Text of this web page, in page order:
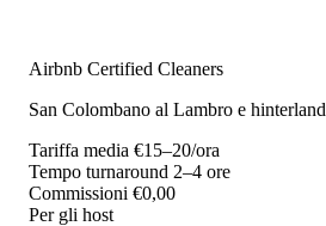
Airbnb Certified Cleaners
San Colombano al Lambro e hinterland
Tariffa media €15–20/ora
Tempo turnaround 2–4 ore
Commissioni €0,00
Per gli host